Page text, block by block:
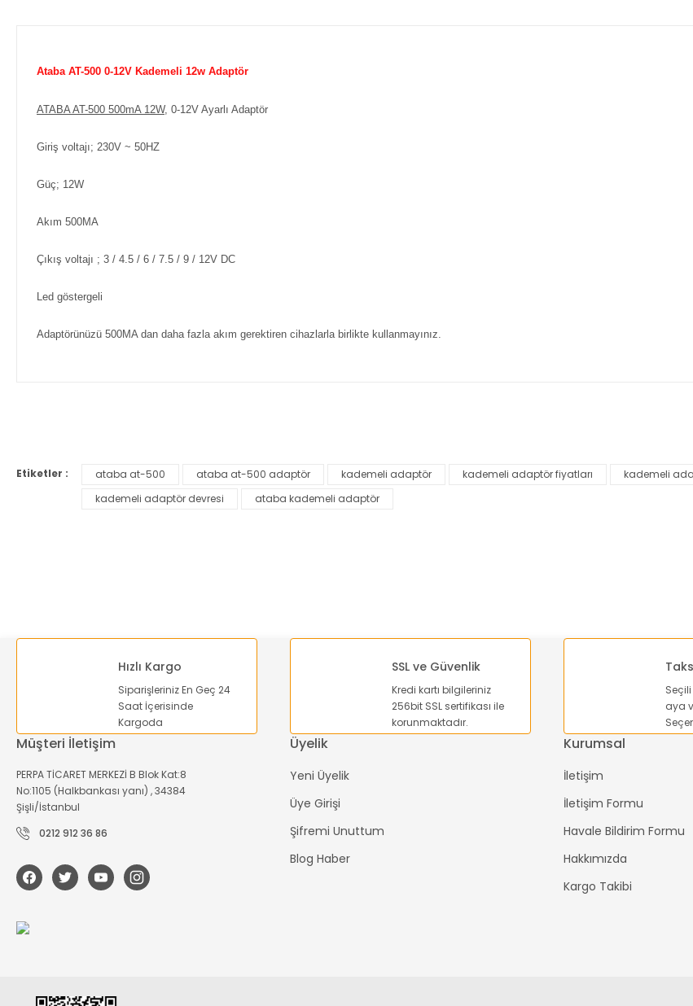
Ataba AT-500 0-12V Kademeli 12w Adaptör
ATABA AT-500 500mA 12W, 0-12V Ayarlı Adaptör
Giriş voltajı; 230V ~ 50HZ
Güç; 12W
Akım 500MA
Çıkış voltajı ; 3 / 4.5 / 6 / 7.5 / 9 / 12V DC
Led göstergeli
Adaptörünüzü 500MA dan daha fazla akım gerektiren cihazlarla birlikte kullanmayınız.
Ürün resmi kalitesiz, bozuk veya görüntülenemiyor.
Ürün açıklamasında eksik bilgiler bulunuyor.
Etiketler : ataba at-500 ataba at-500 adaptör kademeli adaptör kademeli adaptör fiyatları kademeli
kademeli adaptör devresi
ataba kademeli adaptör
Hızlı Kargo
Siparişleriniz En Geç 24
Saat İçerisinde
Kargoda
SSL ve Güvenlik
Kredi kartı bilgileriniz
256bit SSL sertifikası ile
korunmaktadır.
aya
Müşteri İletişim
PERPA TİCARET MERKEZİ B Blok Kat:8
No:1105 (Halkbankası yanı) , 34384
Şişli/İstanbul
0212 912 36 86
Üyelik
Yeni Üyelik
Üye Girişi
Şifremi Unuttum
Blog Haber
Kurumsal
İletişim
İletişim Formu
Havale Bildirim Formu
Hakkımızda
Kargo Takibi